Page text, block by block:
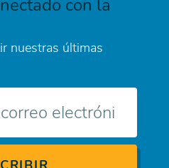
con la
nuestras últimas